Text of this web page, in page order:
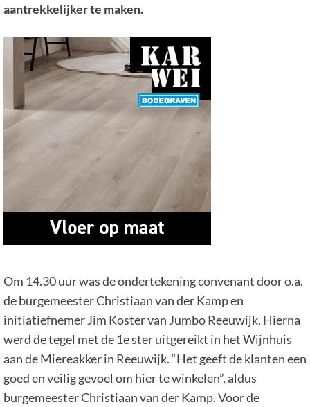
aantrekkelijker te maken.
Om 14.30 uur was de ondertekening convenant door o.a.
de burgemeester Christiaan van der Kamp en
initiatiefnemer Jim Koster van Jumbo Reeuwijk. Hierna
werd de tegel met de 1e ster uitgereikt in het Wijnhuis
aan de Miereakker in Reeuwijk. “Het geeft de klanten een
goed en veilig gevoel om hier te winkelen”, aldus
burgemeester Christiaan van der Kamp. Voor de